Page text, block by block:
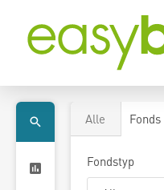
Alle Fonds
Fondstyp